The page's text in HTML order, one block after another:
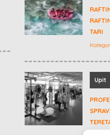
TARI
Upit